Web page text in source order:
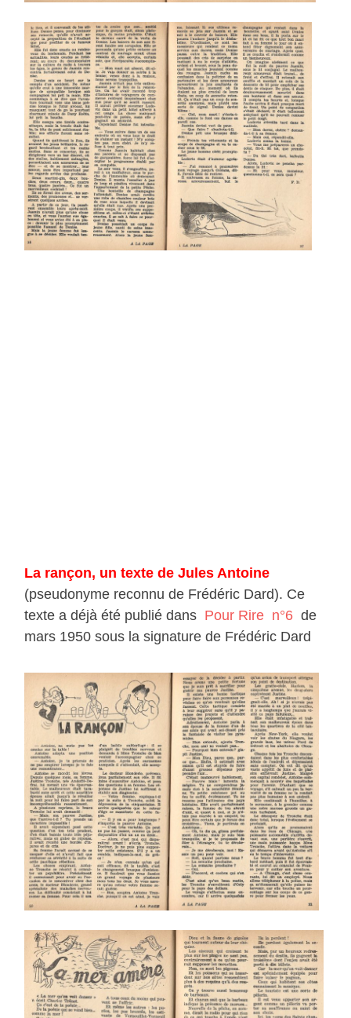
La rançon, un texte de Jules Antoine
(pseudonyme reconnu de Frédéric Dard). Ce
texte a déjà été publié dans Pour Rire n°6 de
mars 1950 sous la signature de Frédéric Dard